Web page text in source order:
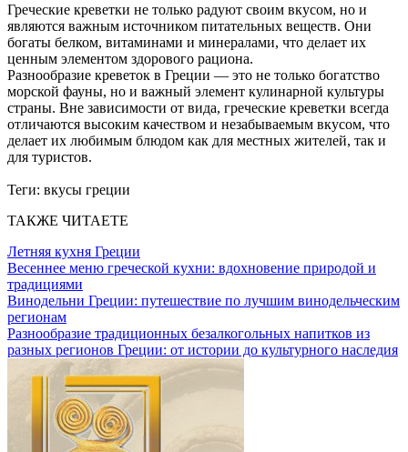
Греческие креветки не только радуют своим вкусом, но и
являются важным источником питательных веществ. Они
богаты белком, витаминами и минералами, что делает их
ценным элементом здорового рациона.
Разнообразие креветок в Греции — это не только богатство
морской фауны, но и важный элемент кулинарной культуры
страны. Вне зависимости от вида, греческие креветки всегда
отличаются высоким качеством и незабываемым вкусом, что
делает их любимым блюдом как для местных жителей, так и
для туристов.
Теги: вкусы греции
ТАКЖЕ ЧИТАЕТЕ
Летняя кухня Греции
Весеннее меню греческой кухни: вдохновение природой и
традициями
Винодельни Греции: путешествие по лучшим винодельческим
регионам
Разнообразие традиционных безалкогольных напитков из
разных регионов Греции: от истории до культурного наследия